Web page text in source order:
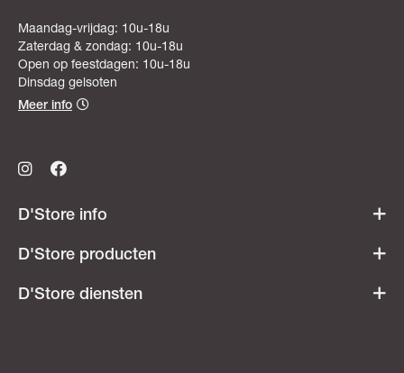
D'Store info
Werken bij D'Store
D'Store producten
Acties & promoties
D'Store diensten
Maandag-vrijdag: 10u-18u
Zaterdag & zondag: 10u-18u
Open op feestdagen: 10u-18u
Dinsdag gelsoten
Meer info